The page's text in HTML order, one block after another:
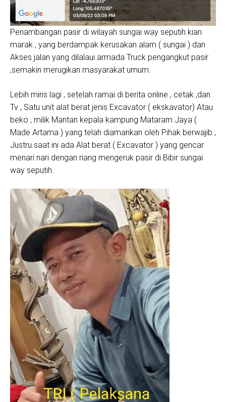
Penambangan pasir di wilayah sungai way seputih kian
marak , yang berdampak kerusakan alam ( sungai ) dan
Akses jalan yang dilalaui armada Truck pengangkut pasir
,semakin merugikan masyarakat umum.
Lebih miris lagi , setelah ramai di berita online , cetak ,dan
Tv , Satu unit alat berat jenis Excavator ( ekskavator) Atau
beko , milik Mantan kepala kampung Mataram Jaya (
Made Artama ) yang telah diamankan oleh Pihak berwajib ,
Justru saat ini ada Alat berat ( Excavator ) yang gencar
menari nari dengan riang mengeruk pasir di Bibir sungai
way seputih.